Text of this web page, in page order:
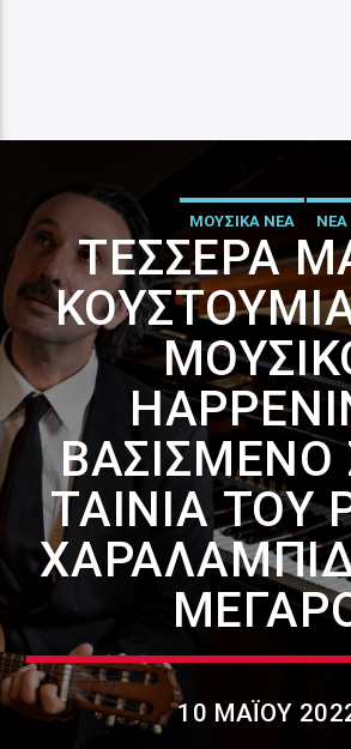
ΜΟΥΣΙΚΑ ΝΕΑ ΝΕΑ
ΤΈΣΣΕΡΑ
ΤΑΙΝΊΑ ΤΟΥ
10 ΜΑΪ́ΟΥ